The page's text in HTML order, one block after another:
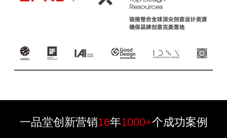
一品堂创新营销16年1000+个成功案例